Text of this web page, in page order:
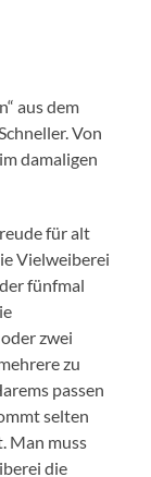
aus dem
Von
damaligen
für alt
Vielweiberei
fünfmal
zwei
zu
passen
selten
Man muss
die